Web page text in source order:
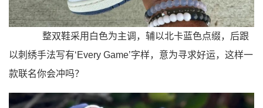
整双鞋采用白色为主调，辅以北卡蓝色点缀，后跟
以刺绣手法写有‘Every Game’字样，意为寻求好运，这样一
款联名你会冲吗？